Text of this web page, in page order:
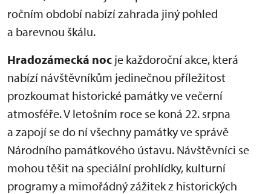
ročním období nabízí zahrada jiný pohled
a barevnou škálu.
Hradozámecká noc je každoroční akce, která
nabízí návštěvníkům jedinečnou příležitost
prozkoumat historické památky ve večerní
atmosféře. V letošním roce se koná 22. srpna
a zapojí se do ní všechny památky ve správě
Národního památkového ústavu. Návštěvníci se
mohou těšit na speciální prohlídky, kulturní
programy a mimořádný zážitek z historických